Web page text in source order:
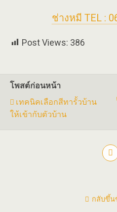
ช่างหมี TEL :
Post Views: 386
โพสต์ก่อนหน้า
เทคนิคเลือกสีทารั้วบ้าน
ให้เข้ากับตัวบ้าน
กลับขึ้น